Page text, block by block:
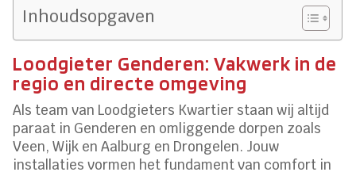
Inhoudsopgaven
Loodgieter Genderen: Vakwerk in de
regio en directe omgeving
Als team van Loodgieters Kwartier staan wij altijd
paraat in Genderen en omliggende dorpen zoals
Veen, Wijk en Aalburg en Drongelen. Jouw
installaties vormen het fundament van comfort in